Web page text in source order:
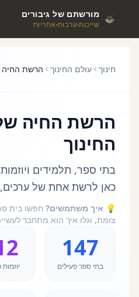
מורשתם של גיבורים
שייכותערבות אחריות
חינוך עולם החינוך הרשת החיה
הרשת החיה
החינוך
בתי ספר, תלמידים
כאן לרשת אחת של ערכים,
💡 איך משתמשים? חפשו בית
צומת, וגלו איך הוא מתחבר
147
בתי ספר פעילים